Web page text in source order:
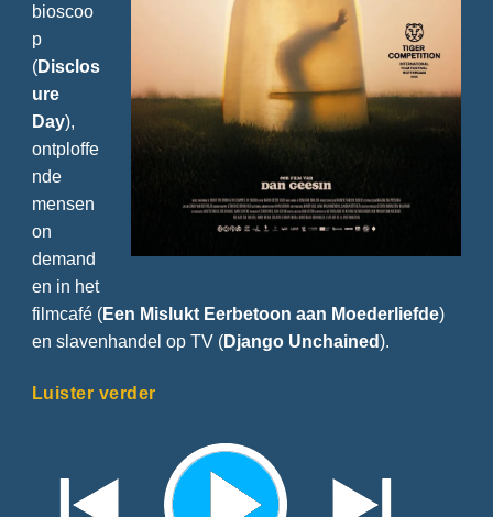
bioscoo
p
(Disclos
ure
Day),
ontploffe
nde
mensen
on
demand
en in het
filmcafé (Een Mislukt Eerbetoon aan Moederliefde)
en slavenhandel op TV (Django Unchained).
Luister verder